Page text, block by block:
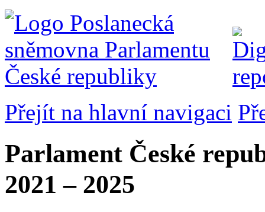
Přejít na hlavní navigaci
Parlament České
2021 – 2025